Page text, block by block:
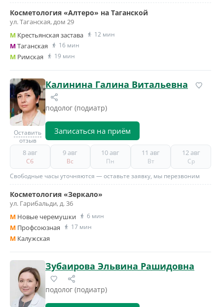
Косметология «Алтеро» на Таганской
ул. Таганская, дом 29
M Крестьянская застава 12 мин
MТаганская 16 мин
M Римская 19 мин
Оставить
отзыв
Калинина Галина Витальевна
подолог (подиатр)
Записаться на приём
8 авг
Сб
9 авг
Вс
10 авг
Пн
11 авг
Вт
12 авг
Ср
Свободные часы уточняются — оставьте заявку, мы перезвоним
Косметология «Зеркало»
ул. Гарибальди, д. 36
M Новые черемушки 6 мин
M Профсоюзная 17 мин
M Калужская
Зубаирова Эльвина Рашидовна
подолог (подиатр)